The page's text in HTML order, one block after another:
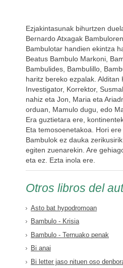
Ezjakintasunak bihurtzen
Bernardo Atxagak
Bambulotar handien ekintza
Beatus Bambulo Markoni,
Bambulides, Bambulillo,
haritz bereko ezpalak. Alditan
Investigator, Korrektor,
nahiz eta Jon, Maria eta
orduan, Mamulo dugu, edo
Era guztietara ere,
Eta temosoenetakoa. Hori
Bambulok ez dauka
egiten zuenarekin. Are
eta ez. Ezta inola ere.
Otros libros del
Asto bat hypodromoan
Bambulo - Krisia
Bambulo - Ternuako penak
Bi anai
Bi letter jaso nituen oso